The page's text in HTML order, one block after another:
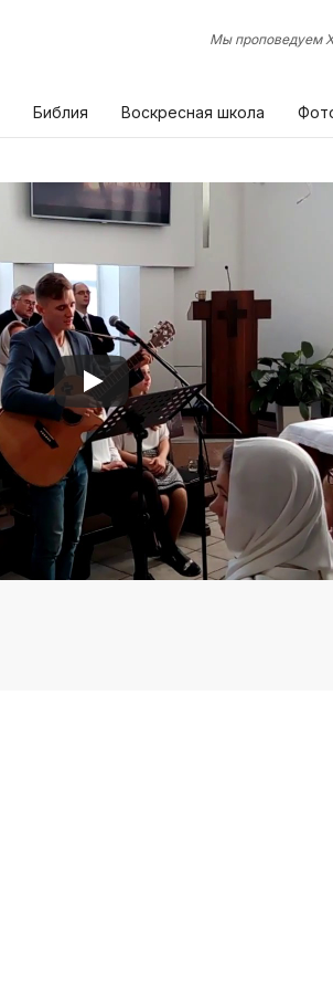
Мы проповедуем
Библия Воскресная школа